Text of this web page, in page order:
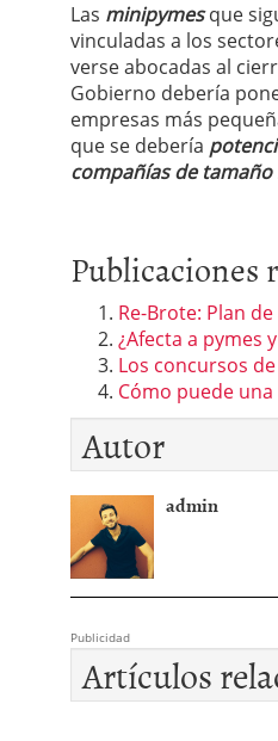
Las minipymesque
vinculadas a los
verse abocadas al
Gobierno debería
empresas más
que se debería
compañías de
Publicaciones
Re-Brote: Plan
¿Afecta a pymes
Los concursos
Cómo puede
Autor
admin
Publicidad
Artículos